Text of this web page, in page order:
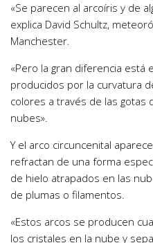
«Se parecen al arcoíris y de
explica David Schultz,
Manchester.
«Pero la gran diferencia está
producidos por la curvatura
colores a través de las gotas
nubes».
Y el arco circuncenital
refractan de una forma
de hielo atrapados en las
de plumas o filamentos.
«Estos arcos se producen
los cristales en la nube y